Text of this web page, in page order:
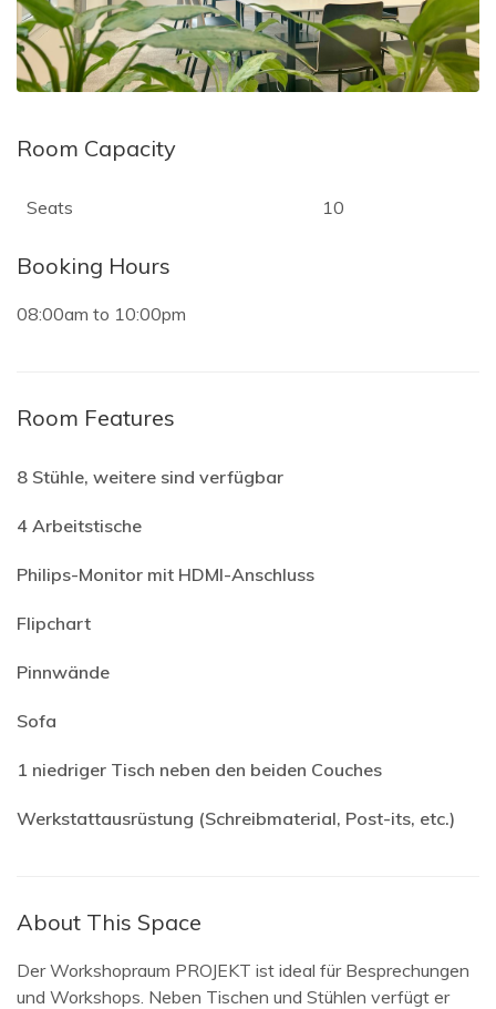
Room Capacity
Seats 10
Booking Hours
08:00am to 10:00pm
Room Features
8 Stühle, weitere sind verfügbar
4 Arbeitstische
Philips-Monitor mit HDMI-Anschluss
Flipchart
Pinnwände
Sofa
1 niedriger Tisch neben den beiden Couches
Werkstattausrüstung (Schreibmaterial, Post-its, etc.)
About This Space
Der Workshopraum PROJEKT ist ideal für Besprechungen
und Workshops. Neben Tischen und Stühlen verfügt er